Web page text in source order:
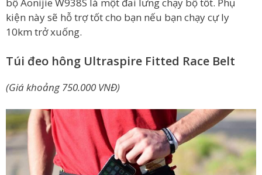
bộ Aonijie W938S là một đai lưng chạy bộ tốt. Phụ
kiện này sẽ hỗ trợ tốt cho bạn nếu bạn chạy cự ly
10km trở xuống.
Túi đeo hông Ultraspire Fitted Race Belt
(Giá khoảng 750.000 VNĐ)